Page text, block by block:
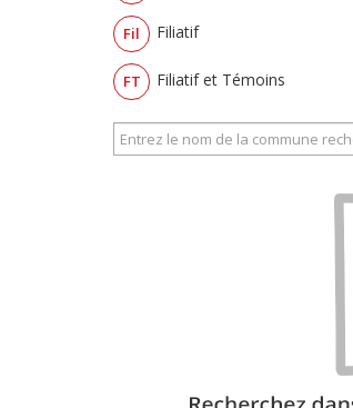
Fil Filiatif
FT Filiatif et Témoins